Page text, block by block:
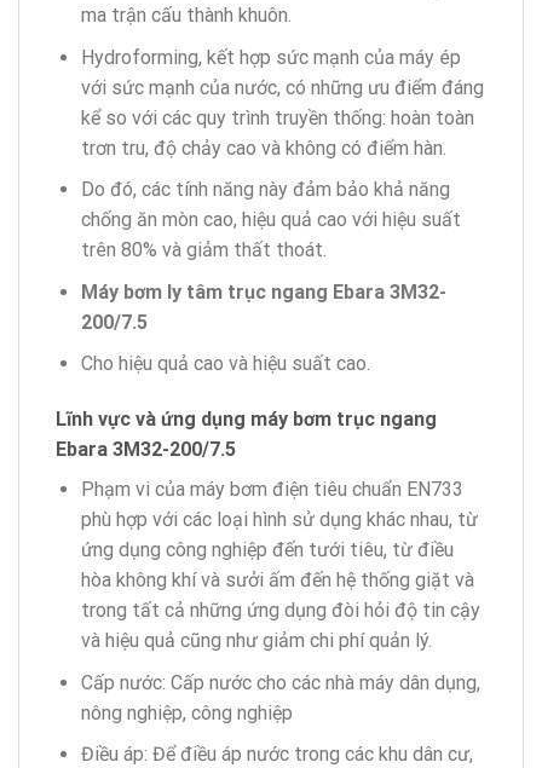
ma trận cấu thành khuôn.
Hydroforming, kết hợp sức mạnh của máy ép
với sức mạnh của nước, có những ưu điểm đáng
kể so với các quy trình truyền thống: hoàn toàn
trơn tru, độ chảy cao và không có điểm hàn.
Do đó, các tính năng này đảm bảo khả năng
chống ăn mòn cao, hiệu quả cao với hiệu suất
trên 80% và giảm thất thoát.
Máy bơm ly tâm trục ngang Ebara 3M32-
200/7.5
Cho hiệu quả cao và hiệu suất cao.
Lĩnh vực và ứng dụng máy bơm trục ngang
Ebara 3M32-200/7.5
Phạm vi của máy bơm điện tiêu chuẩn EN733
phù hợp với các loại hình sử dụng khác nhau, từ
ứng dụng công nghiệp đến tưới tiêu, từ điều
hòa không khí và sưởi ấm đến hệ thống giặt và
trong tất cả những ứng dụng đòi hỏi độ tin cậy
và hiệu quả cũng như giảm chi phí quản lý.
Cấp nước: Cấp nước cho các nhà máy dân dụng,
nông nghiệp, công nghiệp
Điều áp: Để điều áp nước trong các khu dân cư,